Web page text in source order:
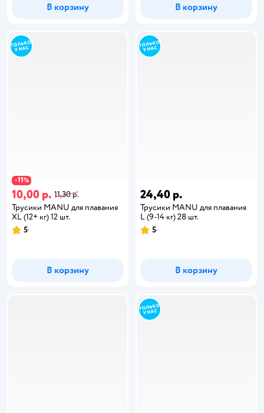
В корзину В корзину
−11%
10,00 р. 11,30 р.
Трусики MANU для плавания
XL (12+ кг) 12 шт.
5
В корзину
24,40 р.
Трусики MANU для плавания
L (9-14 кг) 28 шт.
5
В корзину